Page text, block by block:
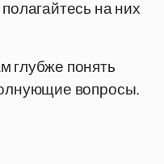
на них
глубже понять
вопросы.